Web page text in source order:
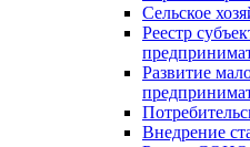
Сельское
Реестр
Развитие
Внедрение